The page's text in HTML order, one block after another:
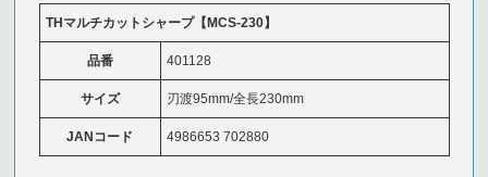
THマルチカットシャープ【MCS-230】
品番 401128
サイズ 刃渡95mm/全長230mm
JANコード 4986653 702880